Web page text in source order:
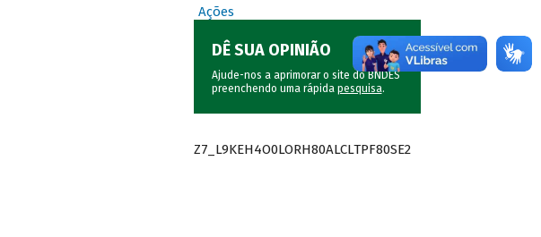
Ações
DÊ SUA OPINIÃO
Ajude-nos a aprimorar o site do BNDES
preenchendo uma rápida pesquisa.
Z7_L9KEH4O0LORH80ALCLTPF80SE2